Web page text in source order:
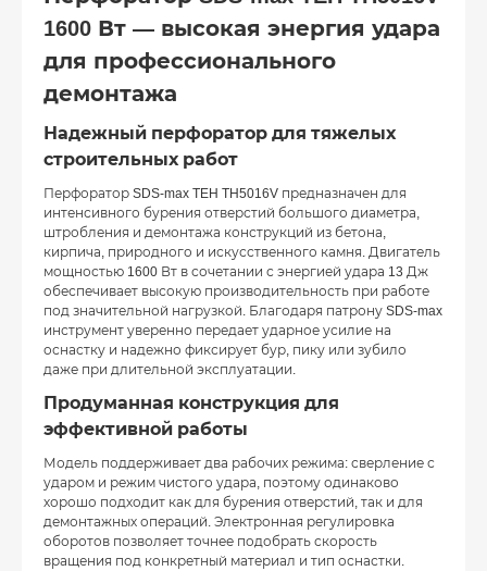
1600 Вт — высокая энергия удара
для профессионального
демонтажа
Надежный перфоратор для тяжелых
строительных работ
Перфоратор SDS-max TEH TH5016V предназначен для
интенсивного бурения отверстий большого диаметра,
штробления и демонтажа конструкций из бетона,
кирпича, природного и искусственного камня. Двигатель
мощностью 1600 Вт в сочетании с энергией удара 13 Дж
обеспечивает высокую производительность при работе
под значительной нагрузкой. Благодаря патрону SDS-max
инструмент уверенно передает ударное усилие на
оснастку и надежно фиксирует бур, пику или зубило
даже при длительной эксплуатации.
Продуманная конструкция для
эффективной работы
Модель поддерживает два рабочих режима: сверление с
ударом и режим чистого удара, поэтому одинаково
хорошо подходит как для бурения отверстий, так и для
демонтажных операций. Электронная регулировка
оборотов позволяет точнее подобрать скорость
вращения под конкретный материал и тип оснастки.